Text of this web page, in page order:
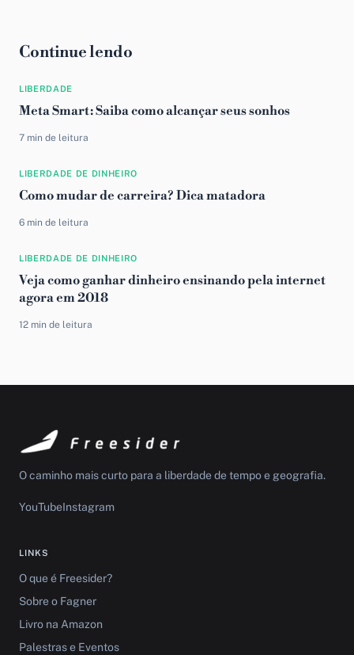
Continue lendo
LIBERDADE
Meta Smart: Saiba como alcançar seus sonhos
7 min de leitura
LIBERDADE DE DINHEIRO
Como mudar de carreira? Dica matadora
6 min de leitura
LIBERDADE DE DINHEIRO
Veja como ganhar dinheiro ensinando pela internet
agora em 2018
12 min de leitura
O caminho mais curto para a liberdade de tempo e geografia.
YouTubeInstagram
LINKS
O que é Freesider?
Sobre o Fagner
Livro na Amazon
Palestras e Eventos